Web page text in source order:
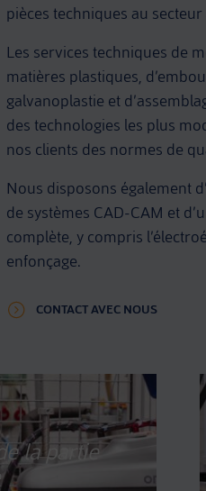
pièces techniques au
Les services techniques de
matières plastiques,
galvanoplastie et
des technologies les plus
nos clients des normes de
Nous disposons également
de systèmes CAD-CAM et
complète, y compris
enfonçage.
CONTACT AVEC NOUS
la partie